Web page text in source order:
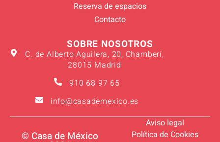
Reserva de espacios
Contacto
SOBRE NOSOTROS
C. de Alberto Aguilera, 20, Chamberí,
28015 Madrid
910 68 97 65
info@casademexico.es
© Casa de México
Aviso legal
Política de Cookies